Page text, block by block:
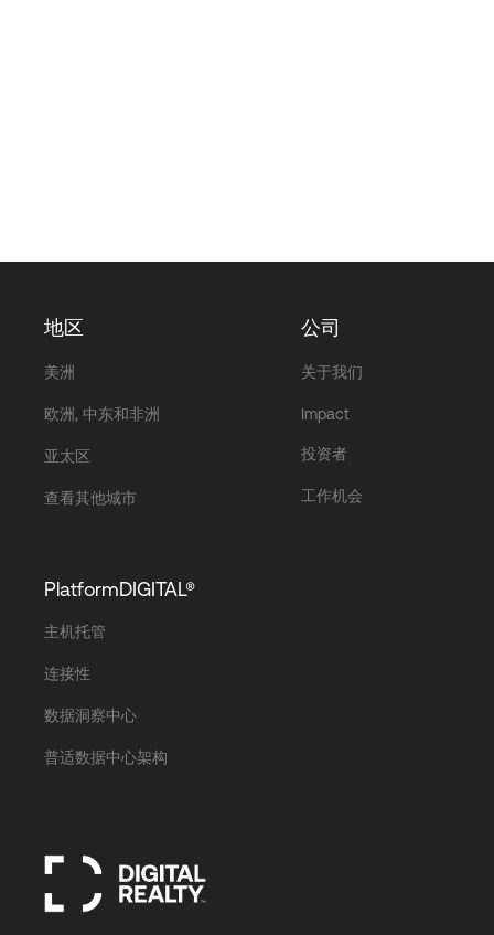
地区
美洲
欧洲, 中东和非洲
亚太区
查看其他城市
公司
关于我们
Impact
投资者
工作机会
PlatformDIGITAL®
主机托管
连接性
数据洞察中心
普适数据中心架构